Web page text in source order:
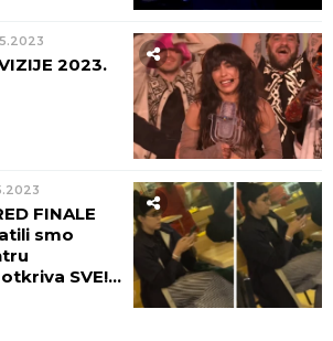
2023.
FINALE
smo
SVE!